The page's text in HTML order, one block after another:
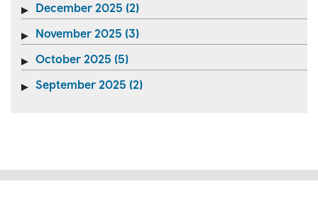
December 2025 (2)
November 2025 (3)
October 2025 (5)
September 2025 (2)